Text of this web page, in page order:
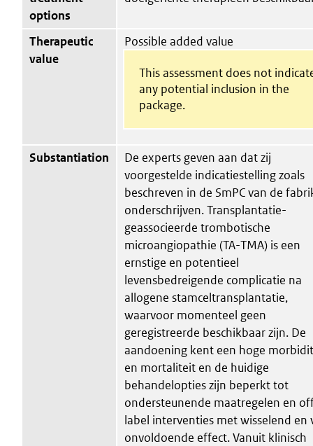
options
Therapeutic
value
Possible added value
This assessment does not
any potential inclusion in the
package.
Substantiation
De experts geven aan dat zij
voorgestelde indicatiestelling zoals
beschreven in de SmPC van de
onderschrijven. Transplantatie-
geassocieerde trombotische
microangiopathie (TA-TMA) is een
ernstige en potentieel
levensbedreigende complicatie na
allogene stamceltransplantatie,
waarvoor momenteel geen
geregistreerde beschikbaar zijn. De
aandoening kent een hoge
en mortaliteit en de huidige
behandelopties zijn beperkt tot
ondersteunende maatregelen en
label interventies met wisselend en
onvoldoende effect. Vanuit klinisch